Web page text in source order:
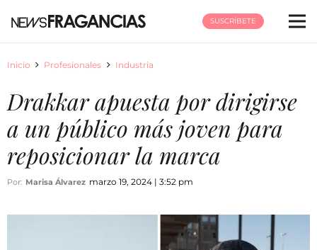
SUSCRÍBETE
Inicio Profesionales Industria
Drakkar apuesta por dirigirse
a un público más joven para
reposicionar la marca
Por: Marisa Álvarez marzo 19, 2024 | 3:52 pm